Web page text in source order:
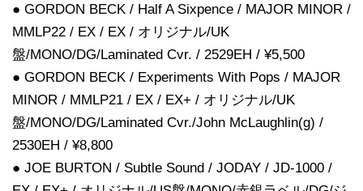
● GORDON BECK / Half A Sixpence / MAJOR MINOR /
MMLP22 / EX / EX / オリジナル/UK
盤/MONO/DG/Laminated Cvr. / 2529EH / ¥5,500
● GORDON BECK / Experiments With Pops / MAJOR
MINOR / MMLP21 / EX / EX+ / オリジナル/UK
盤/MONO/DG/Laminated Cvr./John McLaughlin(g) /
2530EH / ¥8,800
● JOE BURTON / Subtle Sound / JODAY / JD-1000 /